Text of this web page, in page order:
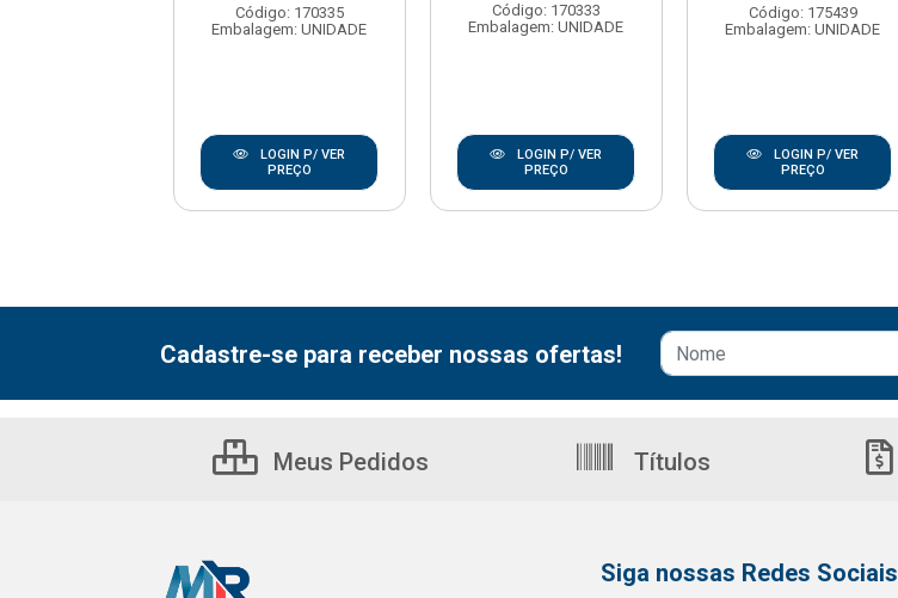
Código: 170335
Embalagem: UNIDADE
LOGIN P/ VER
PREÇO
Código: 170333
Embalagem: UNIDADE
LOGIN P/ VER
PREÇO
Código: 175439
Embalagem: UNIDADE
LOGIN P/ VER
PREÇO
Cadastre-se para receber nossas ofertas!
Meus Pedidos Títulos
Siga nossas Redes Sociais